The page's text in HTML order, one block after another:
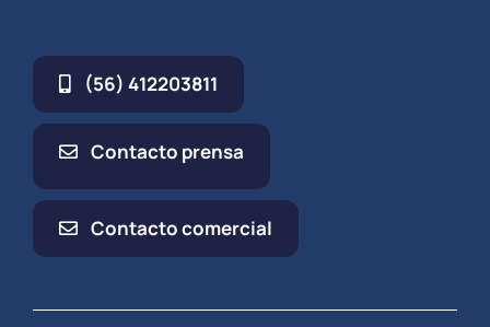
(56) 412203811
Contacto prensa
Contacto comercial